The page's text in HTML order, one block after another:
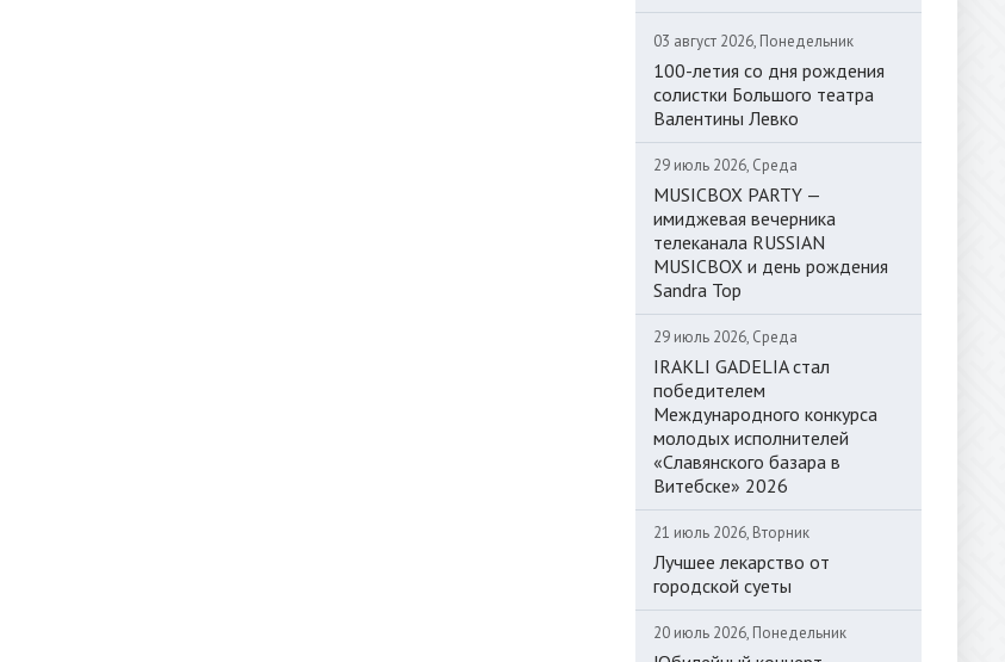
03 август 2026, Понедельник
100-летия со дня рождения
солистки Большого театра
Валентины Левко
29 июль 2026, Среда
MUSICBOX PARTY —
имиджевая вечерника
телеканала RUSSIAN
MUSICBOX и день рождения
Sandra Top
29 июль 2026, Среда
IRAKLI GADELIA стал
победителем
Международного конкурса
молодых исполнителей
«Славянского базара в
Витебске» 2026
21 июль 2026, Вторник
Лучшее лекарство от
городской суеты
20 июль 2026, Понедельник